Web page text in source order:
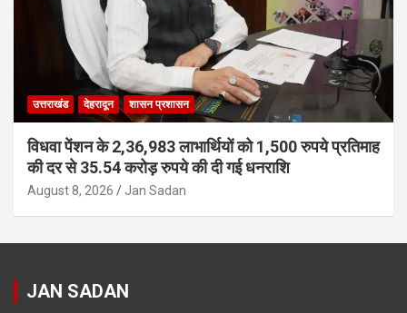
उत्तराखंड देहरादून शासन प्रशासन
विधवा पेंशन के 2,36,983 लाभार्थियों को 1,500 रुपये प्रतिमाह
की दर से 35.54 करोड़ रुपये की दी गई धनराशि
August 8, 2026 Jan Sadan
JAN SADAN